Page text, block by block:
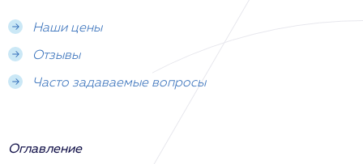
Наши цены
Отзывы
Часто задаваемые вопросы
Оглавление